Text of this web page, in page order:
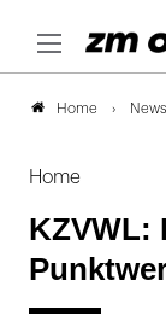
Home News
Home
KZVWL: